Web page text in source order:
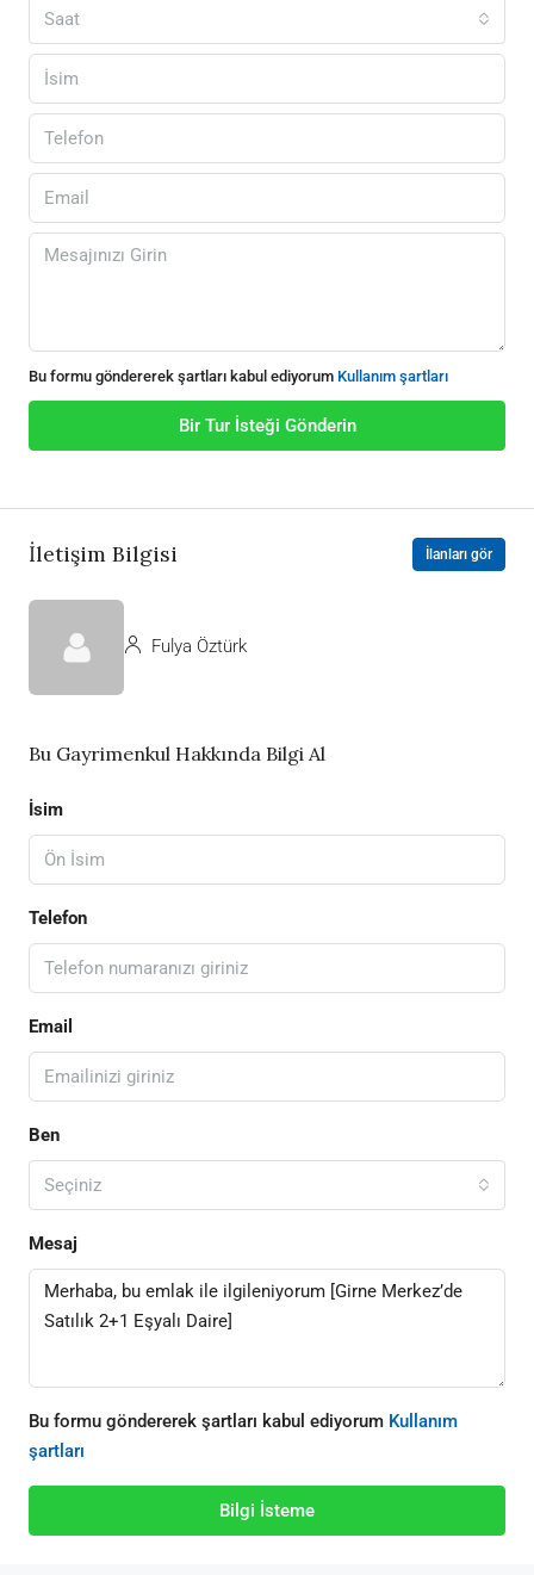
Saat
Bu formu göndererek şartları kabul ediyorum Kullanım şartları
Bir Tur İsteği Gönderin
İletişim Bilgisi İlanları gör
Fulya Öztürk
Bu Gayrimenkul Hakkında Bilgi Al
İsim
Telefon
Email
Ben
Seçiniz
Mesaj
Bu formu göndererek şartları kabul ediyorum Kullanım
şartları
Bilgi İsteme